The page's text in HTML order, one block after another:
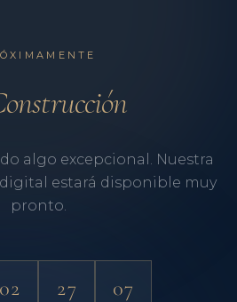
algo excepcional. Nuestra
estará disponible muy
pronto.
02 27 07